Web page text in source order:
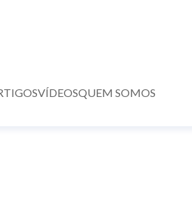
VÍDEOSQUEM SOMOS